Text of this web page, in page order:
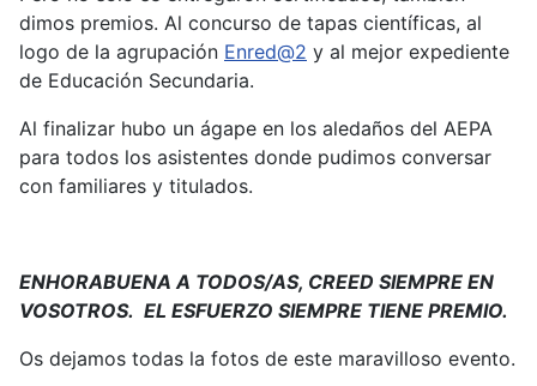
dimos premios. Al concurso de tapas científicas, al
logo de la agrupación Enred@2 y al mejor expediente
de Educación Secundaria.
Al finalizar hubo un ágape en los aledaños del AEPA
para todos los asistentes donde pudimos conversar
con familiares y titulados.
ENHORABUENA A TODOS/AS, CREED SIEMPRE EN
VOSOTROS. EL ESFUERZO SIEMPRE TIENE PREMIO.
Os dejamos todas la fotos de este maravilloso evento.